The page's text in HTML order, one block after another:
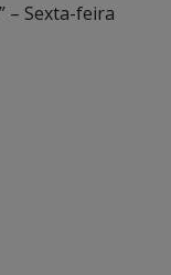
– Sexta-feira